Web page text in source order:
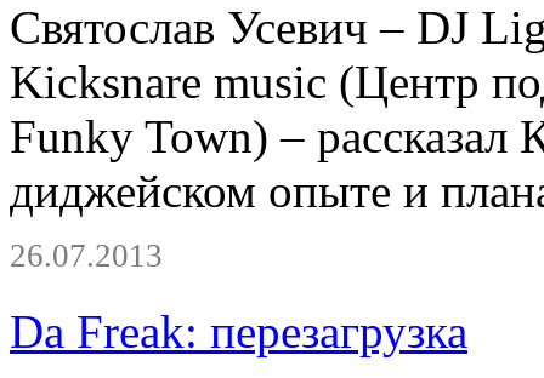
Святослав Усевич – DJ
Kicksnare music (Центр
Funky Town) – рассказал
диджейском опыте и
26.07.2013
Da Freak: перезагрузка